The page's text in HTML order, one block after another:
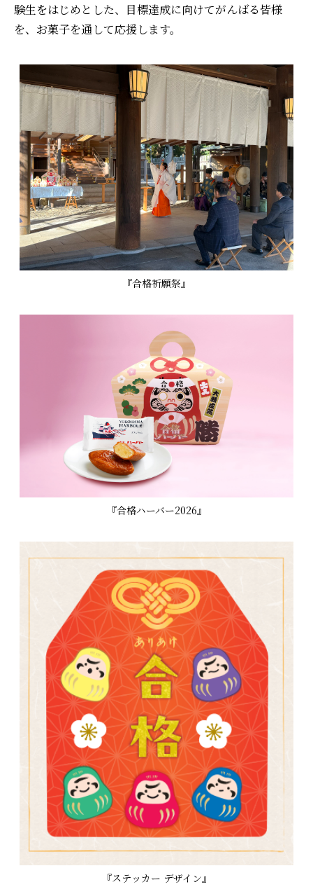
験生をはじめとした、目標達成に向けてがんばる皆様
を、お菓子を通して応援します。
『合格祈願祭』
『合格ハーバー2026』
『ステッカー デザイン』